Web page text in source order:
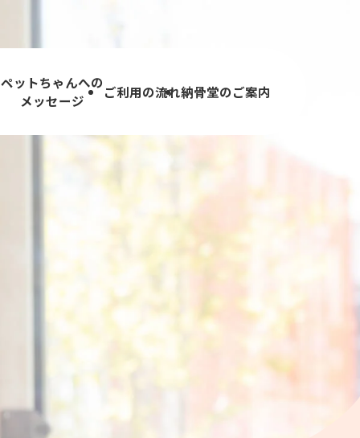
ペットちゃんへの
メッセージ
ご利用の流れ納骨堂のご案内